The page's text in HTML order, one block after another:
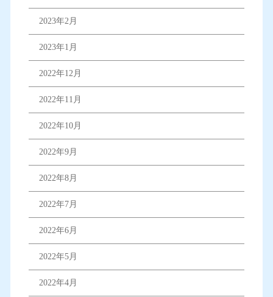
2023年2月
2023年1月
2022年12月
2022年11月
2022年10月
2022年9月
2022年8月
2022年7月
2022年6月
2022年5月
2022年4月